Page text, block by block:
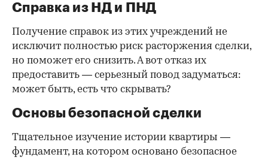
Справка из НД и ПНД
Получение справок из этих учреждений не
исключит полностью риск расторжения сделки,
но поможет его снизить. А вот отказ их
предоставить — серьезный повод задуматься:
может быть, есть что скрывать?
Основы безопасной сделки
Тщательное изучение истории квартиры —
фундамент, на котором основано безопасное